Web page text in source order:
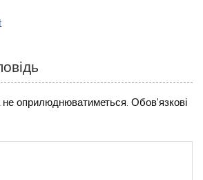
оприлюднюватиметься. Обов’язкові